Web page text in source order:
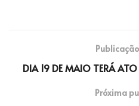
DIA 19 DE MAIO TERÁ
Próxima